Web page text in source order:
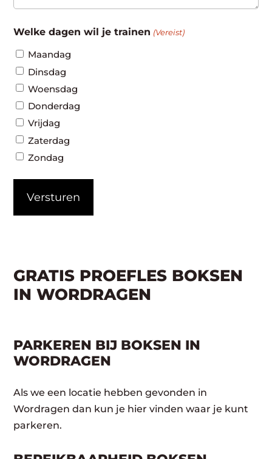
Welke dagen wil je trainen (Vereist)
Maandag
Dinsdag
Woensdag
Donderdag
Vrijdag
Zaterdag
Zondag
GRATIS PROEFLES BOKSEN
IN WORDRAGEN
PARKEREN BIJ BOKSEN IN
WORDRAGEN
Als we een locatie hebben gevonden in
Wordragen dan kun je hier vinden waar je kunt
parkeren.